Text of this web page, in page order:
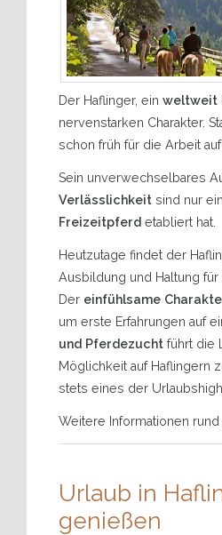
Der Haflinger, ein weltweit
nervenstarken Charakter.
schon früh für die Arbeit
Sein unverwechselbares
Verlässlichkeit sind nur
Freizeitpferd etabliert hat.
Heutzutage findet der
Ausbildung und Haltung
Der einfühlsame
um erste Erfahrungen auf
und Pferdezucht führt die
Möglichkeit auf Haflingern
stets eines der
Weitere Informationen
Urlaub in
genießen